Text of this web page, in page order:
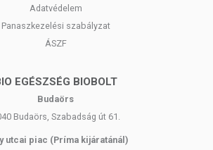
Adatvédelem
Panaszkezelési szabályzat
ÁSZF
EGÉSZSÉG BIOBOLT
Budaörs
Budaörs, Szabadság út 61.
utcai piac (Príma kijáratánál)